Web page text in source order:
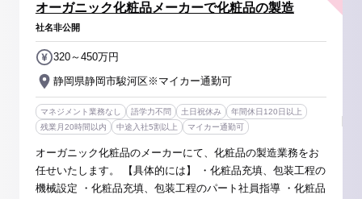
オーガニック化粧品メーカーで化粧品の製造
社名非公開
静岡県静岡市駿河区※マイカー通勤可
320～450万円
マネジメント業務なし 語学力不問 土日祝休み
年間休日120日以上
残業月20時間以内
中途入社5割以上 マイカー通勤可
オーガニック化粧品のメーカーにて、化粧品の製造業務をお
任せいたします。 【具体的には】 ・化粧品充填、包装工程の
機械設定 ・化粧品充填、包装工程のパート社員指導 ・化粧品